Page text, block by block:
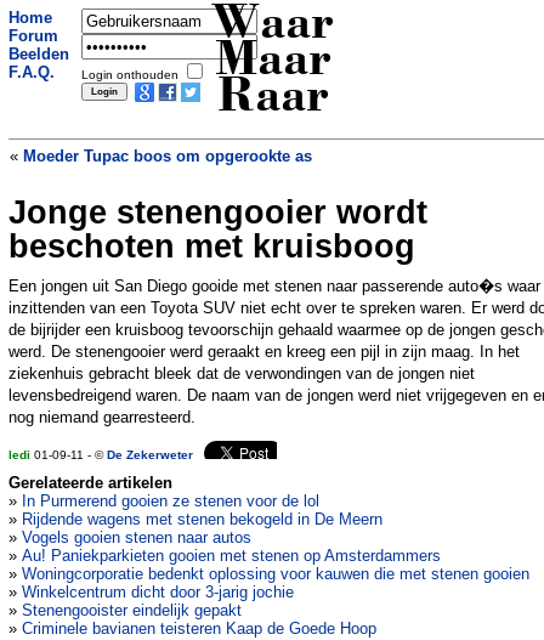
Home
Forum
Beelden
F.A.Q.
Login onthouden
Waar
Maar
Raar
« Moeder Tupac boos om opgerookte as
Agent maakt onbedoeld seksfilmpje
Jonge stenengooier wordt
beschoten met kruisboog
Een jongen uit San Diego gooide met stenen naar passerende auto�s waar
inzittenden van een Toyota SUV niet echt over te spreken waren. Er werd
de bijrijder een kruisboog tevoorschijn gehaald waarmee op de jongen
werd. De stenengooier werd geraakt en kreeg een pijl in zijn maag. In het
ziekenhuis gebracht bleek dat de verwondingen van de jongen niet
levensbedreigend waren. De naam van de jongen werd niet vrijgegeven en
nog niemand gearresteerd.
ledi 01-09-11 - ©De Zekerweter
Gerelateerde artikelen
» In Purmerend gooien ze stenen voor de lol
» Rijdende wagens met stenen bekogeld in De Meern
» Vogels gooien stenen naar autos
» Au! Paniekparkieten gooien met stenen op Amsterdammers
» Woningcorporatie bedenkt oplossing voor kauwen die met stenen gooien
» Winkelcentrum dicht door 3-jarig jochie
» Stenengooister eindelijk gepakt
» Criminele bavianen teisteren Kaap de Goede Hoop